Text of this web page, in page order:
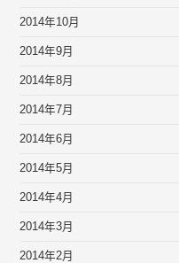
2014年10月
2014年9月
2014年8月
2014年7月
2014年6月
2014年5月
2014年4月
2014年3月
2014年2月